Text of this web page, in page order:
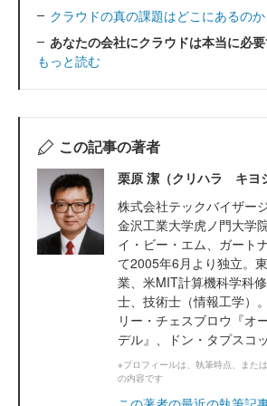
クラウドの真の課題はどこにあるのか
あなたの会社にクラウドは本当に必要
もっと読む
この記事の著者
栗原 潔（クリハラ キヨ
株式会社テックバイザー
金沢工業大学虎ノ門大学
イ・ビー・エム、ガート
て2005年6月より独立。
業、米MIT計算機科学科
士、技術士（情報工学）
リー・チェスブロウ『オ
デル』、ドン・タプスコ
※プロフィールは、執筆時点、また
の内容です